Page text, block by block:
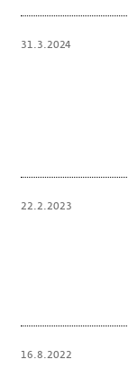
31.3.2024
22.2.2023
16.8.2022